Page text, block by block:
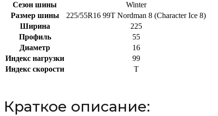
Сезон шины
Winter
Размер шины
225/55R16 99T Nordman 8 (Character Ice 8)
Ширина
225
Профиль
55
Диаметр
16
Индекс нагрузки
99
Индекс скорости
T
Краткое описание: